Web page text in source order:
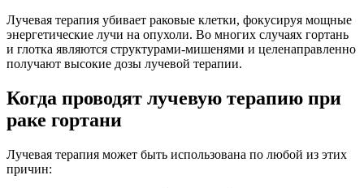
Лучевая терапия убивает раковые клетки, фокусируя мощные
энергетические лучи на опухоли. Во многих случаях гортань
и глотка являются структурами-мишенями и целенаправленно
получают высокие дозы лучевой терапии.
Когда проводят лучевую терапию при
раке гортани
Лучевая терапия может быть использована по любой из этих
причин: